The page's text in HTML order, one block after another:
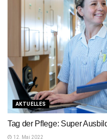
AKTUELLES
Tag der Pflege: Super
12. Mai 2022